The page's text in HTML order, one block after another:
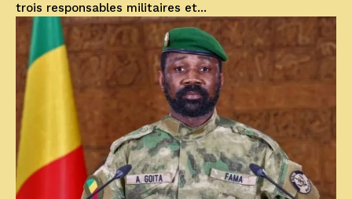
trois responsables militaires et...